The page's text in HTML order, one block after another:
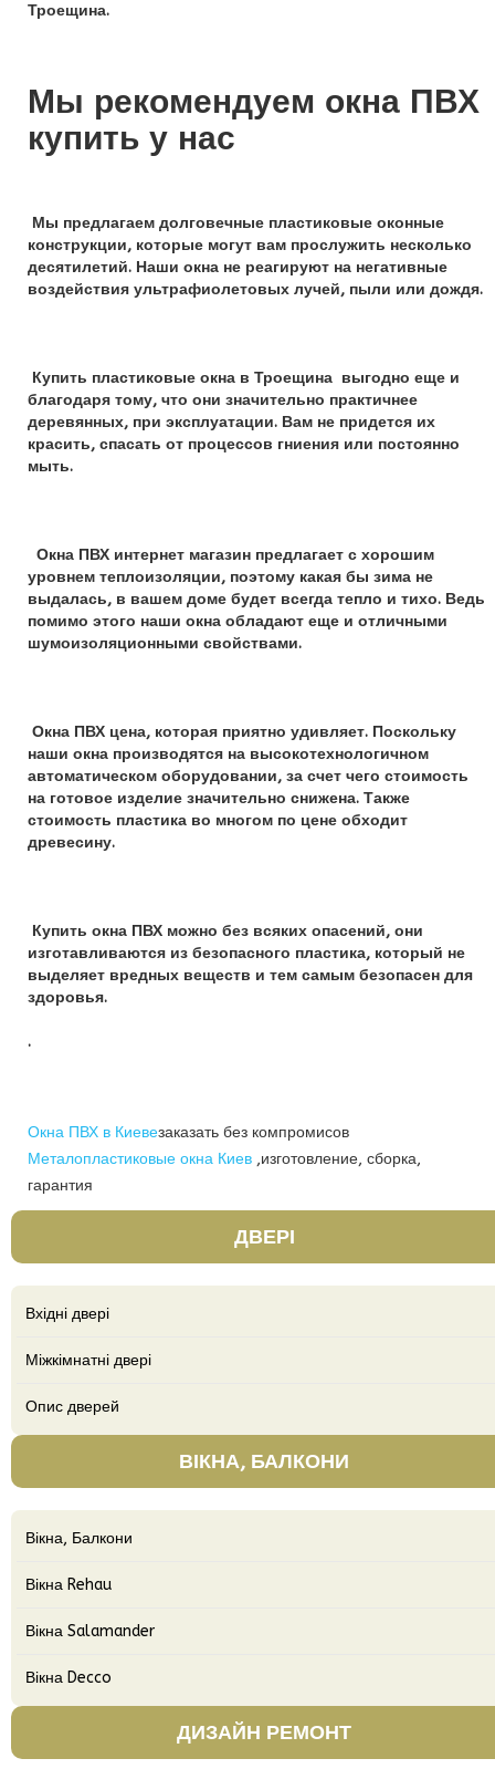
Троещина.
Мы рекомендуем окна ПВХ
купить у нас
Мы предлагаем долговечные пластиковые оконные
конструкции, которые могут вам прослужить несколько
десятилетий. Наши окна не реагируют на негативные
воздействия ультрафиолетовых лучей, пыли или дождя.
Купить пластиковые окна в Троещина выгодно еще и
благодаря тому, что они значительно практичнее
деревянных, при эксплуатации. Вам не придется их
красить, спасать от процессов гниения или постоянно
мыть.
Окна ПВХ интернет магазин предлагает с хорошим
уровнем теплоизоляции, поэтому какая бы зима не
выдалась, в вашем доме будет всегда тепло и тихо. Ведь
помимо этого наши окна обладают еще и отличными
шумоизоляционными свойствами.
Окна ПВХ цена, которая приятно удивляет. Поскольку
наши окна производятся на высокотехнологичном
автоматическом оборудовании, за счет чего стоимость
на готовое изделие значительно снижена. Также
стоимость пластика во многом по цене обходит
древесину.
Купить окна ПВХ можно без всяких опасений, они
изготавливаются из безопасного пластика, который не
выделяет вредных веществ и тем самым безопасен для
здоровья.
.
Окна ПВХ в Киевезаказать без компромисов
Металопластиковые окна Киев ,изготовление, сборка,
гарантия
ДВЕРІ
Вхідні двері
Міжкімнатні двері
Опис дверей
ВІКНА, БАЛКОНИ
Вікна, Балкони
Вікна Rehau
Вікна Salamander
Вікна Decco
ДИЗАЙН РЕМОНТ